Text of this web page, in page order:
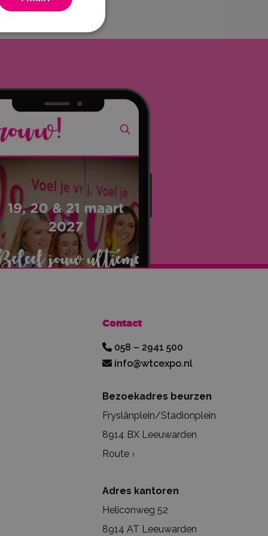
Contact
058 – 2941 500
info@wtcexpo.nl
Bezoekadres beurzen
Fryslânplein/Stadionplein
8914 BX Leeuwarden
Route
Adres kantoren
Heliconweg 52
8914 AT Leeuwarden